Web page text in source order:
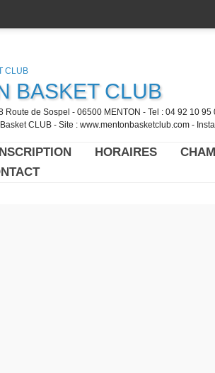
BASKET CLUB
Route de Sospel - 06500 MENTON - Tel : 04 92 10
CLUB - Site : www.mentonbasketclub.com -
HORAIRES